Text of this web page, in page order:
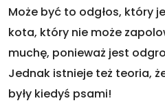
Może być to odgłos, który
kota, który nie może
muchę, ponieważ jest
Jednak istnieje też teoria,
były kiedyś psami!